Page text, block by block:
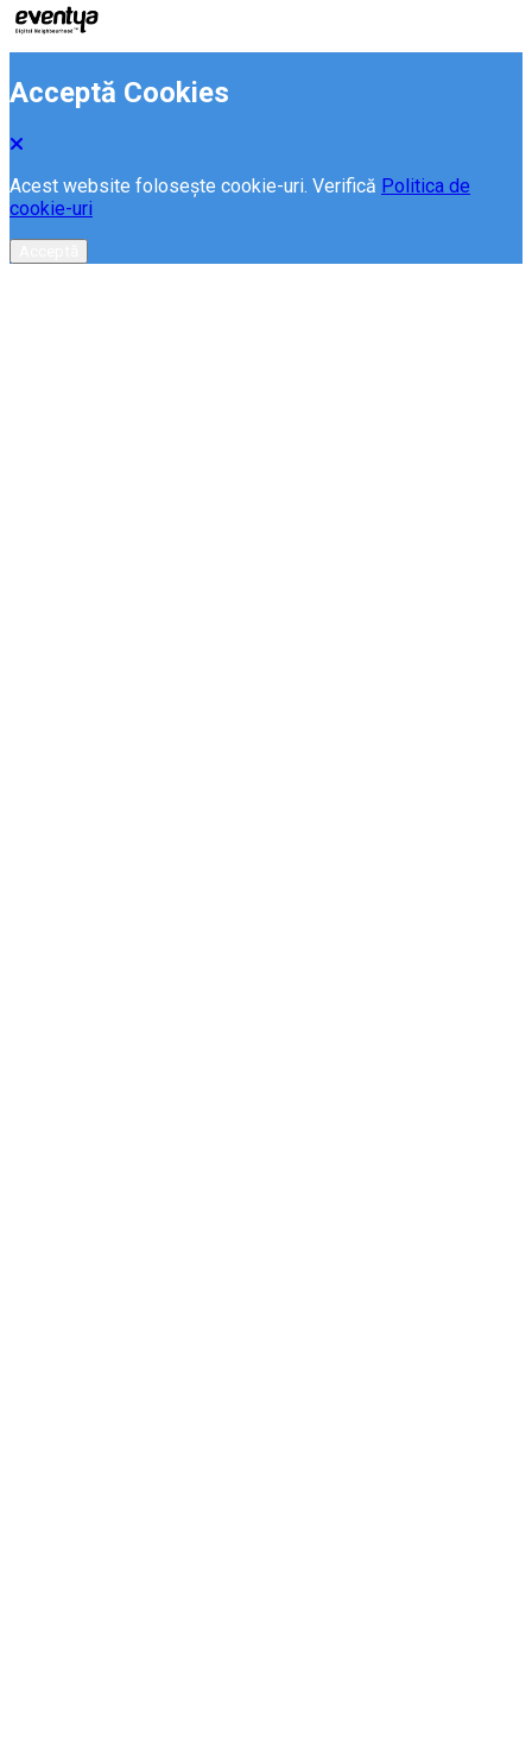
Acceptă Cookies
Acest website folosește cookie-uri. Verifică Politica de
cookie-uri